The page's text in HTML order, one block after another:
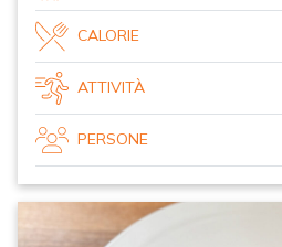
CALORIE
ATTIVITÀ
PERSONE